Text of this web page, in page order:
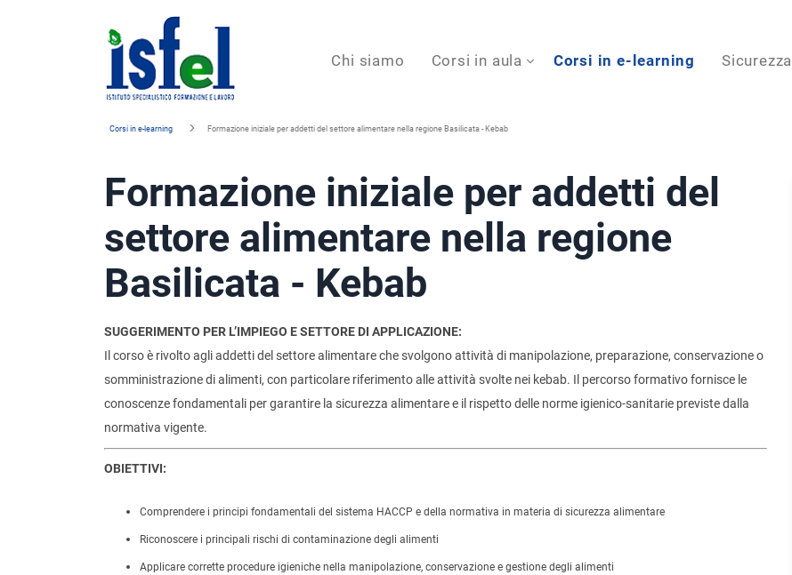
Istituto
formazione
e
lavoro
Chi siamo Corsi in aula Corsi in e-learning Sicurezza
Corsi in e-learning Formazione iniziale per addetti del settore alimentare nella regione Basilicata - Kebab
Formazione iniziale per addetti del
settore alimentare nella regione
Basilicata - Kebab
SUGGERIMENTO PER L’IMPIEGO E SETTORE DI APPLICAZIONE:
Il corso è rivolto agli addetti del settore alimentare che svolgono attività di manipolazione, preparazione, conservazione o
somministrazione di alimenti, con particolare riferimento alle attività svolte nei kebab. Il percorso formativo fornisce le
conoscenze fondamentali per garantire la sicurezza alimentare e il rispetto delle norme igienico-sanitarie previste dalla
normativa vigente.
OBIETTIVI:
Comprendere i principi fondamentali del sistema HACCP e della normativa in materia di sicurezza alimentare
Riconoscere i principali rischi di contaminazione degli alimenti
Applicare corrette procedure igieniche nella manipolazione, conservazione e gestione degli alimenti